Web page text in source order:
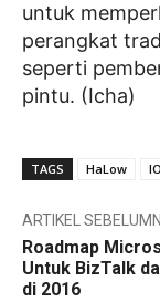
untuk
perangkat
seperti
pintu. (Icha)
TAGS HaLow
ARTIKEL
Roadmap
Untuk BizTalk
di 2016